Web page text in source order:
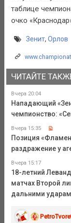
таблице
очко
Зенит, Орлов
ЧИТАЙТЕ
Вчера 20:04
Нападающий
чемпионство:
Вчера 15:35
Позиция
раздражение у
Вчера 15:17
18-летний
матчах Второй
дальними